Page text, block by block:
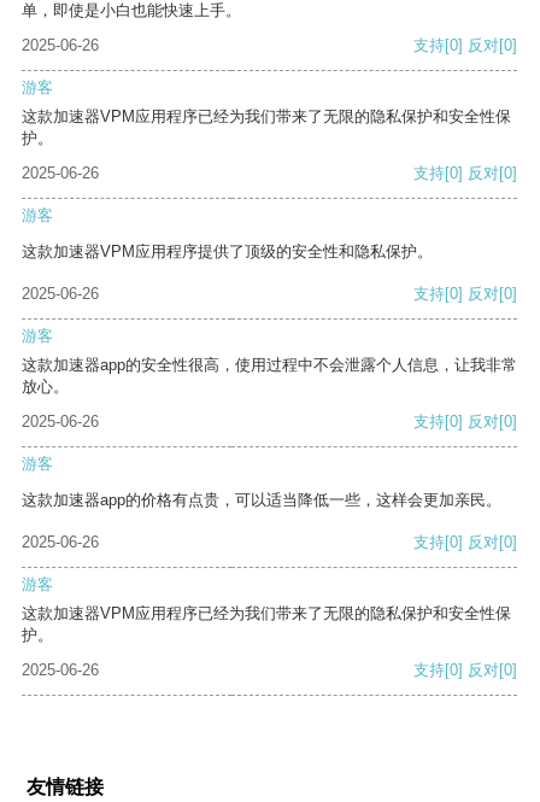
单，即使是小白也能快速上手。
2025-06-26
支持[0] 反对[0]
游客
这款加速器VPM应用程序已经为我们带来了无限的隐私保护和安全性保
护。
2025-06-26
支持[0] 反对[0]
游客
这款加速器VPM应用程序提供了顶级的安全性和隐私保护。
2025-06-26 支持[0] 反对[0]
游客
这款加速器app的安全性很高，使用过程中不会泄露个人信息，让我非常
放心。
2025-06-26
支持[0] 反对[0]
游客
这款加速器app的价格有点贵，可以适当降低一些，这样会更加亲民。
2025-06-26 支持[0] 反对[0]
游客
这款加速器VPM应用程序已经为我们带来了无限的隐私保护和安全性保
护。
2025-06-26
支持[0] 反对[0]
友情链接